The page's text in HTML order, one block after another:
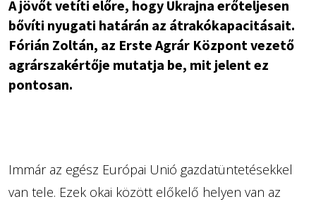
A jövőt vetíti előre, hogy Ukrajna erőteljesen
bővíti nyugati határán az átrakókapacitásait.
Fórián Zoltán, az Erste Agrár Központ vezető
agrárszakértője mutatja be, mit jelent ez
pontosan.
Immár az egész Európai Unió gazdatüntetésekkel
van tele. Ezek okai között előkelő helyen van az